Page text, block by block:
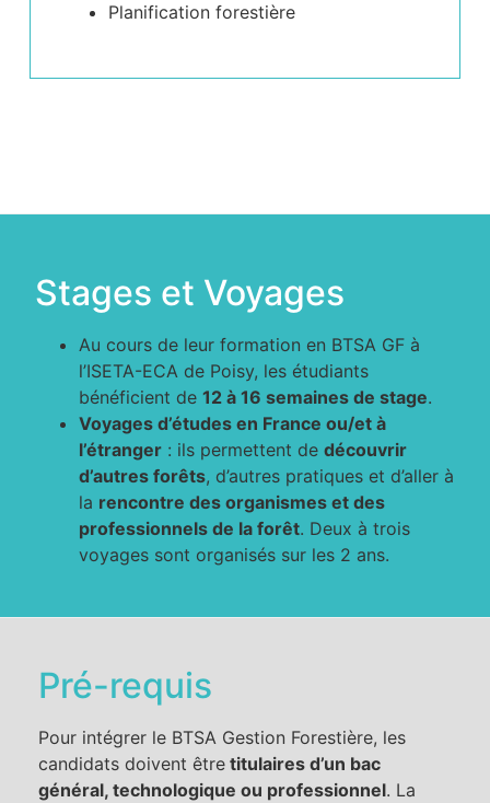
Planification forestière
Stages et Voyages
Au cours de leur formation en BTSA GF à
l’ISETA-ECA de Poisy, les étudiants
bénéficient de12 à 16 semaines de stage.
Voyages d’études en France ou/et à
l’étranger : ils permettent dedécouvrir
d’autres forêts, d’autres pratiques et d’aller à
la rencontre des organismes et des
professionnels de la forêt. Deux à trois
voyages sont organisés sur les 2 ans.
Pré-requis
Pour intégrer le BTSA Gestion Forestière, les
candidats doivent être titulaires d’un bac
général, technologique ou professionnel. La